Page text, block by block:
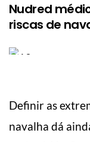
Nudred
riscas de
Definir as
navalha dá